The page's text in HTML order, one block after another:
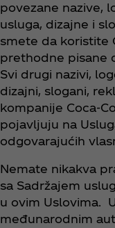
povezane nazive,
usluga, dizajne i
smete da koristite
prethodne pisane
Svi drugi nazivi,
dizajni, slogani,
kompanije
pojavljuju na
odgovarajućih
Nemate nikakva
sa Sadržajem
u ovim Uslovima.
međunarodnim